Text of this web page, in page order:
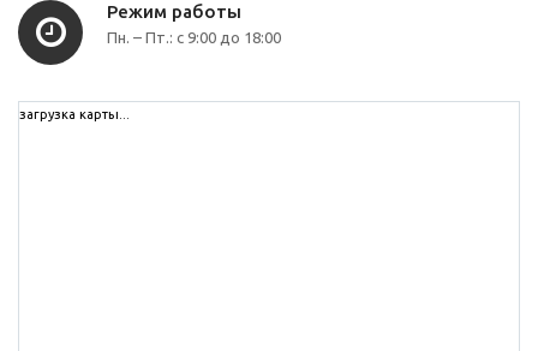
Режим работы
Пн. – Пт.: с 9:00 до 18:00
загрузка карты...